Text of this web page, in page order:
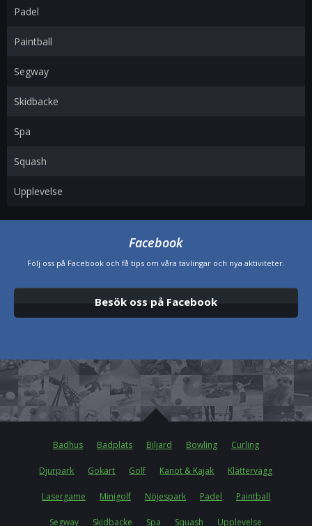
Padel
Paintball
Segway
Skidbacke
Spa
Squash
Upplevelse
Facebook
Följ oss på Facebook och få tips om våra tävlingar och nya aktiviteter.
Besök oss på Facebook
Badhus Badplats Biljard Bowling Curling
Djurpark Gokart Golf Kanot & Kajak Klättervägg
Lasergame Minigolf Nöjespark Padel Paintball
Segway Skidbacke Spa Squash Upplevelse